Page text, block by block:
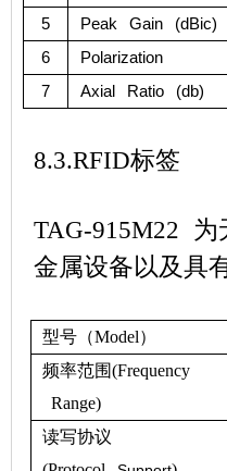
5
Peak Gain (dBic)
6
Polarization
7
Axial Ratio (db)
8.3.RFID标签
TAG-915M22 为
金属设备以及具
型号（Model）
频率范围(Frequency
Range)
读写协议